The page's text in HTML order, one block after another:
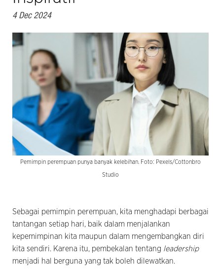
4 Dec 2024
Pemimpin perempuan punya banyak kelebihan. Foto: Pexels/Cottonbro
Studio
Sebagai pemimpin perempuan, kita menghadapi berbagai
tantangan setiap hari, baik dalam menjalankan
kepemimpinan kita maupun dalam mengembangkan diri
kita sendiri. Karena itu, pembekalan tentang leadership
menjadi hal berguna yang tak boleh dilewatkan.